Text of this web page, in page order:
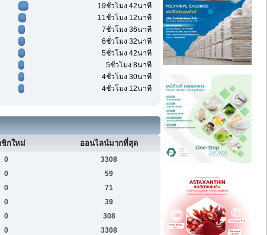
19ชั่วโมง 42นาที
11ชั่วโมง 12นาที
7ชั่วโมง 36นาที
6ชั่วโมง 32นาที
5ชั่วโมง 42นาที
5ชั่วโมง 8นาที
4ชั่วโมง 30นาที
4ชั่วโมง 12นาที
กใหม่ ออนไลน์มากที่สุด
0
3308
0
59
0
71
0
39
0
308
0
3308